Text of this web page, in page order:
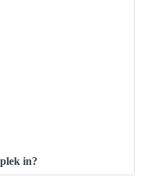
in?